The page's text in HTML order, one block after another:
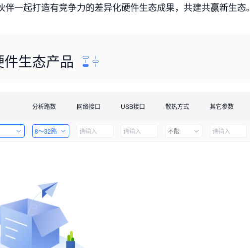
一起打造有竞争力的差异化硬件生态成果，共建共赢新生态。
件生态产品
分析路数 网络接口 USB接口 散热方式 其它参数
8～32路 不限